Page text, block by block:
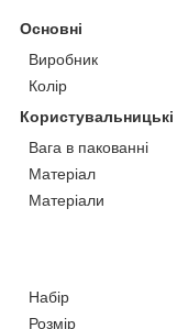
Основні
Виробник
Колір
Вага в пакованні
Матеріал
Матеріали
Набір
Розмір